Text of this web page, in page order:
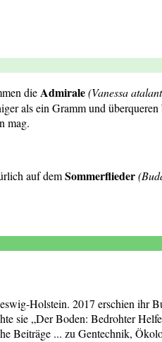
dieAdmirale(Vanessa
als ein Gramm und
mag.
auf demSommerflieder
Holstein. 2017 erschien ihr
sie „Der Boden: Bedrohter
Beiträge ... zu Gentechnik,